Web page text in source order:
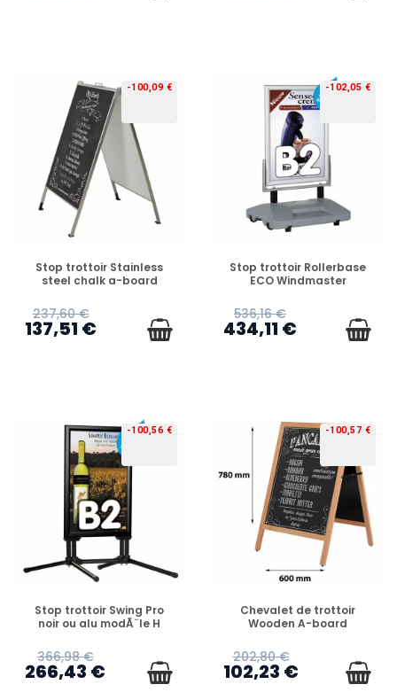
-100,09 €
PRÉCOMMANDE
Stop trottoir Stainless
steel chalk a-board
237,60 €
137,51 €
-102,05 €
PRÉCOMMANDE
Stop trottoir Rollerbase
ECO Windmaster
536,16 €
434,11 €
-100,56 €
PRÉCOMMANDE
Stop trottoir Swing Pro
noir ou alu modÃ¨le H
366,98 €
266,43 €
-100,57 €
PRÉCOMMANDE
Chevalet de trottoir
Wooden A-board
202,80 €
102,23 €